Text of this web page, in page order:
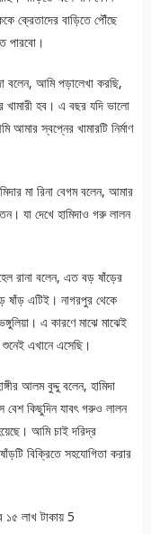
ক্রেতাদের বাড়িতে পৌঁছে
পারবো।
বলেন, আমি পড়ালেখা করছি,
হব। এ বছর যদি ভালো
আমার স্বপ্নের খামারটি নির্মাণ
মা রিনা বেগম বলেন, আমার
যা দেখে হামিদাও গরু লালন
রানা বলেন, এত বড় ষাঁড়ের
ষাঁড় এটিই। নাগরপুর থেকে
এ কারণে মাঝে মাঝেই
এখানে এসেছি।
আলম বুদ্দু বলেন, হামিদা
বেশ কিছুদিন যাবৎ গরুও লালন
আমি চাই দরিদ্র
বিক্রিতে সহযোগিতা করার